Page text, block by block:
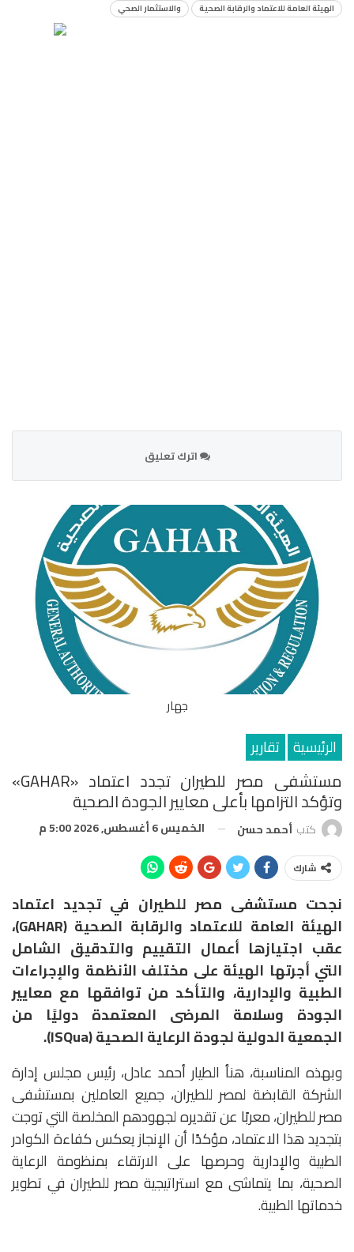
الهيئة العامة للاعتماد والرقابة الصحية
والاستثمار الصحي
اترك تعليق
جهار
الرئيسية تقارير
مستشفى مصر للطيران تجدد اعتماد «GAHAR»
وتؤكد التزامها بأعلى معايير الجودة الصحية
كتب أحمد حسن الخميس 6 أغسطس, 2026 5:00 م
شارك
نجحت مستشفى مصر للطيران في تجديد اعتماد
الهيئة العامة للاعتماد والرقابة الصحية (GAHAR)،
عقب اجتيازها أعمال التقييم والتدقيق الشامل
التي أجرتها الهيئة على مختلف الأنظمة والإجراءات
الطبية والإدارية، والتأكد من توافقها مع معايير
الجودة وسلامة المرضى المعتمدة دوليًا من
الجمعية الدولية لجودة الرعاية الصحية (ISQua).
وبهذه المناسبة، هنأ الطيار أحمد عادل، رئيس مجلس إدارة
الشركة القابضة لمصر للطيران، جميع العاملين بمستشفى
مصر للطيران، معربًا عن تقديره لجهودهم المخلصة التي توجت
بتجديد هذا الاعتماد، مؤكدًا أن الإنجاز يعكس كفاءة الكوادر
الطبية والإدارية وحرصها على الارتقاء بمنظومة الرعاية
الصحية، بما يتماشى مع استراتيجية مصر للطيران في تطوير
خدماتها الطبية.